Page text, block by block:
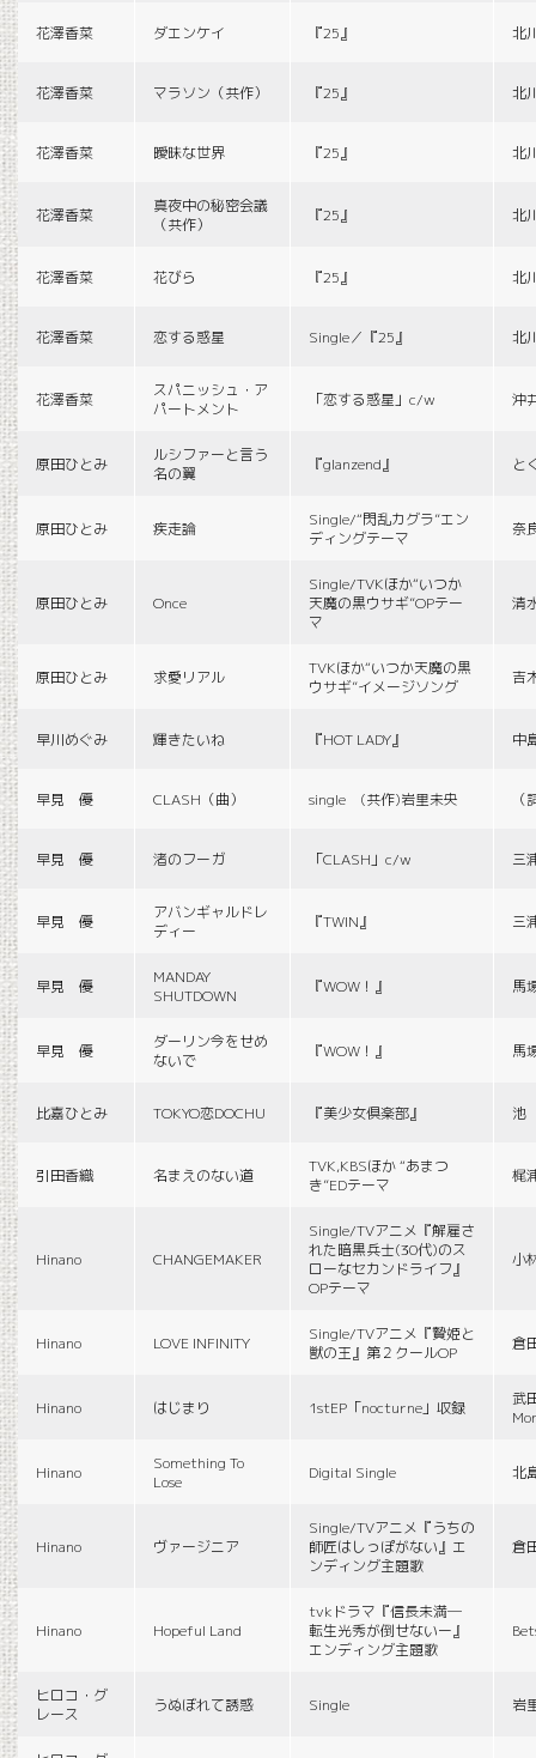
花澤香菜 ダエンケイ 『25』 北
花澤香菜 マラソン（共作） 『25』 北
花澤香菜 曖昧な世界 『25』 北
花澤香菜
真夜中の秘密会議
（共作）
『25』 北
花澤香菜 花びら 『25』 北
花澤香菜 恋する惑星 Single／『25』 北
花澤香菜
スパニッシュ・ア
パートメント
「恋する惑星」c/w 沖
原田ひとみ
ルシファーと言う
名の翼
『glanzend』 と
原田ひとみ 疾走論
Single/“閃乱カグラ”エン
ディングテーマ
奈
原田ひとみ Once
Single/TVKほか“いつか
天魔の黒ウサギ”OPテー
マ
清
原田ひとみ 求愛リアル
TVKほか“いつか天魔の黒
ウサギ”イメージソング
吉
早川めぐみ 輝きたいね 『HOT LADY』 中
早見 優 CLASH（曲） single (共作)岩里未央
早見 優 渚のフーガ 「CLASH」c/w 三
早見 優
アバンギャルドレ
ディー
『TWIN』 三
早見 優
MANDAY
SHUTDOWN
『WOW！』 馬
早見 優
ダーリン今をせめ
ないで
『WOW！』 馬
比嘉ひとみ TOKYO恋DOCHU 『美少女倶楽部』 池
引田香織 名まえのない道
TVK,KBSほか “あまつ
き”EDテーマ
梶
Hinano CHANGEMAKER
Single/TVアニメ『解雇さ
れた暗黒兵士(30代)のス
ローなセカンドライフ』
OPテーマ
小
Hinano LOVE INFINITY
Single/TVアニメ『贄姫と
獣の王』第２クールOP
倉
Hinano はじまり 1stEP「nocturne」収録
武
Hinano
Something To
Lose
Digital Single 北
Hinano ヴァージニア
Single/TVアニメ『うちの
師匠はしっぽがない』エ
ンディング主題歌
倉
Hinano Hopeful Land
tvkドラマ『信長未満―
転生光秀が倒せないー』
エンディング主題歌
ヒロコ・グ
レース
うぬぼれて誘惑 Single 岩